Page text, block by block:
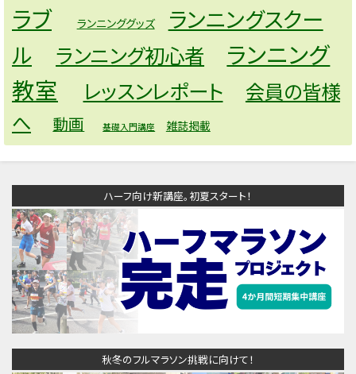
ラブ
ランニンググッズ
ランニングスクー
ル
ランニング初心者
ランニング
教室
レッスンレポート
会員の皆様
へ
動画 基礎入門講座 雑誌掲載
ハーフ向け新講座。初夏スタート！
秋冬のフルマラソン挑戦に向けて！